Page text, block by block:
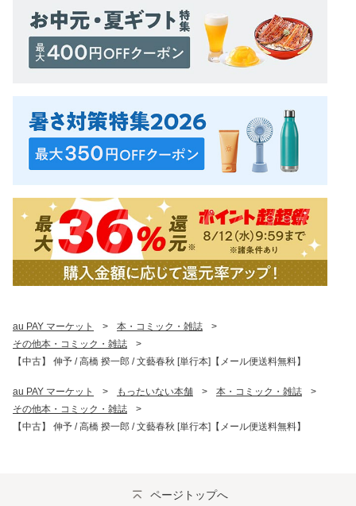
au PAY マーケット > 本・コミック・雑誌
>
その他本・コミック・雑誌
>
【中古】 伸予 / 高橋 揆一郎 / 文藝春秋 [単行本]【メール便送料無料】
au PAY マーケット > もったいない本舗 > 本・コミック・雑誌
>
その他本・コミック・雑誌
>
【中古】 伸予 / 高橋 揆一郎 / 文藝春秋 [単行本]【メール便送料無料】
ページトップへ